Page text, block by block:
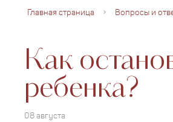
Главная страница Вопросы и
Как
ребенка?
08 августа